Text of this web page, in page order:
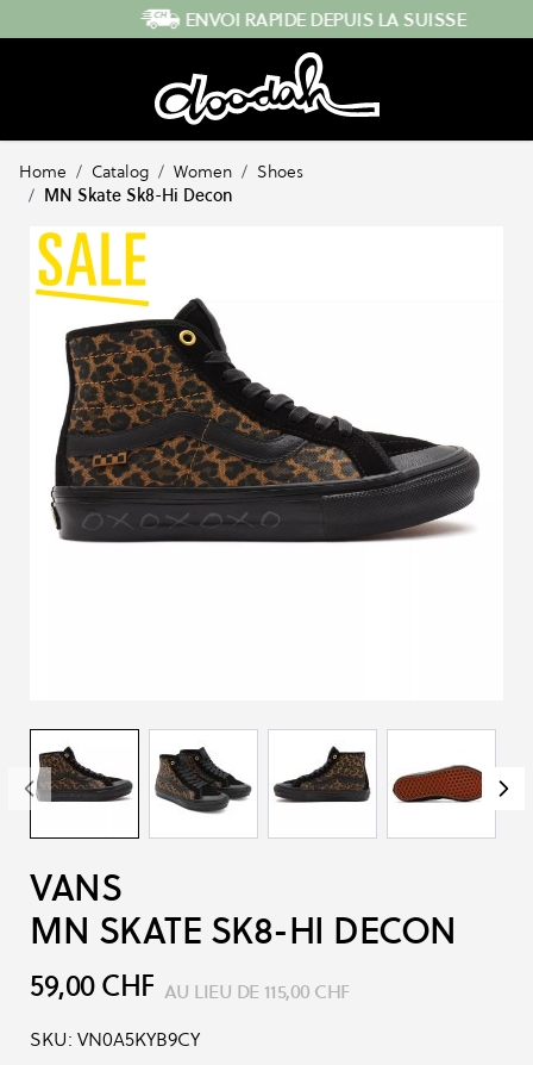
ENVOI RAPIDE DEPUIS LA SUISSE
Home / Catalog / Women / Shoes
/ MN Skate Sk8-Hi Decon
VANS
MN SKATE SK8-HI DECON
59,00 CHF AU LIEU DE 115,00 CHF
SKU: VN0A5KYB9CY